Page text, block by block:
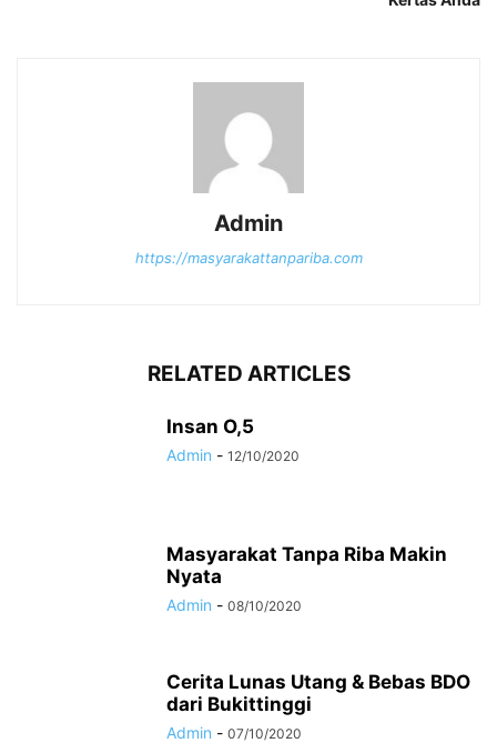
Admin
https://masyarakattanpariba.com
RELATED ARTICLES
Insan O,5
Admin - 12/10/2020
Masyarakat Tanpa Riba Makin
Nyata
Admin - 08/10/2020
Cerita Lunas Utang & Bebas BDO
dari Bukittinggi
Admin - 07/10/2020